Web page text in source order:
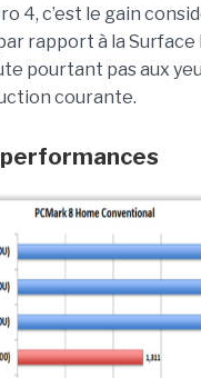
4, c’est le gain
rapport à la Surface
pourtant pas aux
courante.